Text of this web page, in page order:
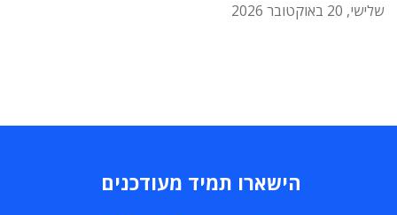
שלישי, 20 באוקטובר 2026
הישארו תמיד מעודכנים